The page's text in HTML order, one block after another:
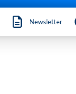
Newsletter